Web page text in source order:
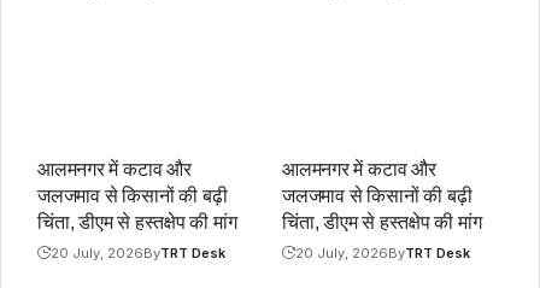
आलमनगर में कटाव और
जलजमाव से किसानों की बढ़ी
चिंता, डीएम से हस्तक्षेप की मांग
20 July, 2026ByTRT Desk
आलमनगर में कटाव और
जलजमाव से किसानों की बढ़ी
चिंता, डीएम से हस्तक्षेप की मांग
20 July, 2026ByTRT Desk